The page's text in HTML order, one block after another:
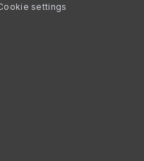
settings